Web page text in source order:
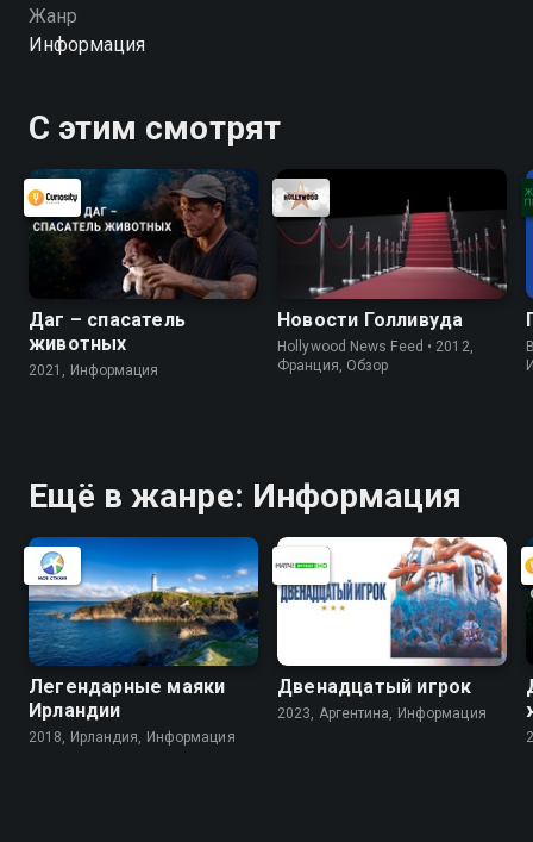
Жанр
Информация
С этим смотрят
Даг – спасатель
животных
2021, Информация
Новости Голливуда
Hollywood News Feed • 2012,
Франция, Обзор
Ещё в жанре: Информация
Легендарные маяки
Ирландии
2018, Ирландия, Информация
Двенадцатый игрок
2023, Аргентина, Информация